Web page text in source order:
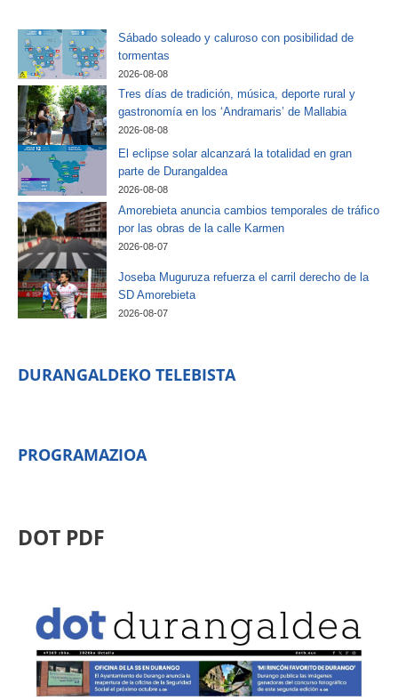
Sábado soleado y caluroso con posibilidad de
tormentas
2026-08-08
Tres días de tradición, música, deporte rural y
gastronomía en los ‘Andramaris’ de Mallabia
2026-08-08
El eclipse solar alcanzará la totalidad en gran
parte de Durangaldea
2026-08-08
Amorebieta anuncia cambios temporales de tráfico
por las obras de la calle Karmen
2026-08-07
Joseba Muguruza refuerza el carril derecho de la
SD Amorebieta
2026-08-07
DURANGALDEKO TELEBISTA
PROGRAMAZIOA
DOT PDF